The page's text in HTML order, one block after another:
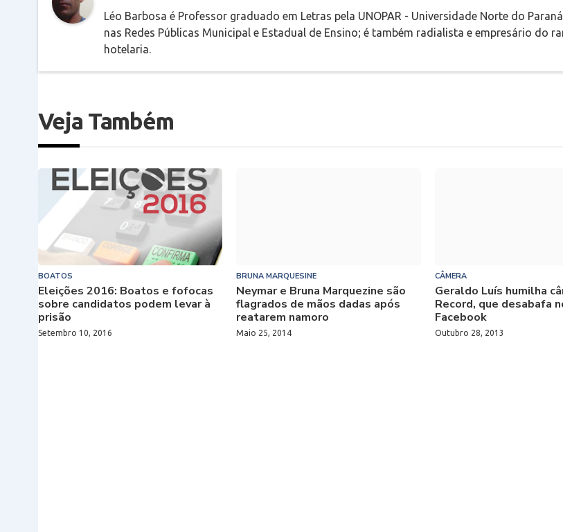
Léo Barbosa é Professor graduado em Letras pela UNOPAR - Universidade Norte do
nas Redes Públicas Municipal e Estadual de Ensino; é também radialista e empresário do
hotelaria.
Veja Também
BOATOS
Eleições 2016: Boatos e fofocas
sobre candidatos podem levar à
prisão
Setembro 10, 2016
BRUNA MARQUESINE
Neymar e Bruna Marquezine são
flagrados de mãos dadas após
reatarem namoro
Maio 25, 2014
CÂMERA
Geraldo Luís humilha
Record, que desabafa
Facebook
Outubro 28, 2013